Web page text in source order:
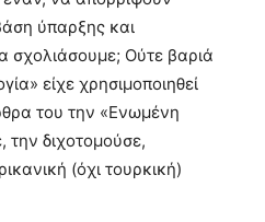
ύπαρξης και
σχολιάσουμε; Ούτε βαριά
είχε χρησιμοποιηθεί
του την «Ενωμένη
την διχοτομούσε,
(όχι τουρκική)